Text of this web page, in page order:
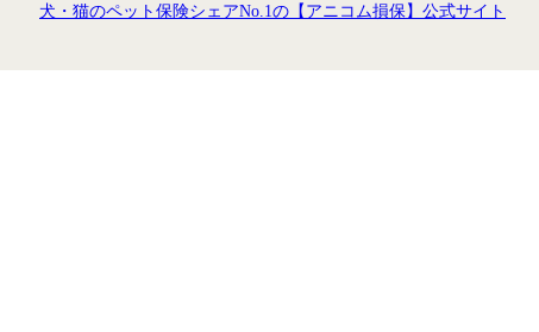
犬・猫のペット保険シェアNo.1の【アニコム損保】公式サイト